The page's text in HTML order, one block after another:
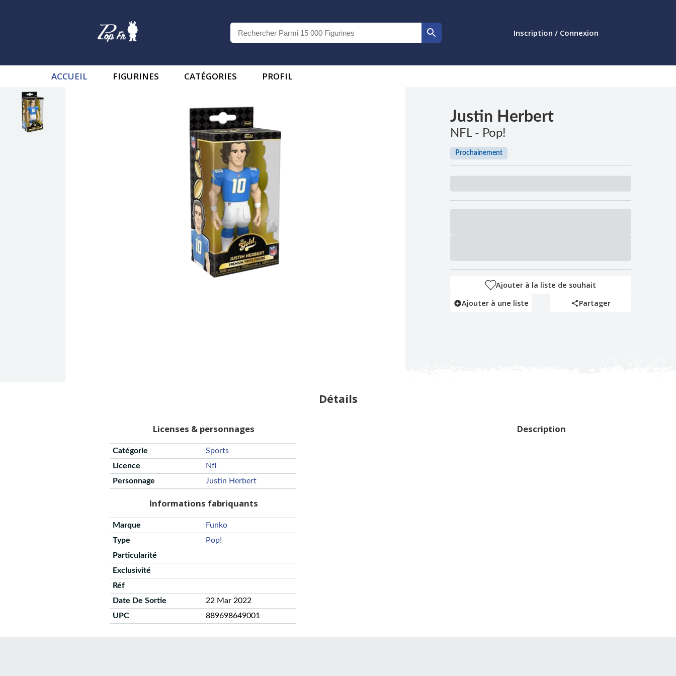
Inscription / Connexion
ACCUEIL FIGURINES CATÉGORIES PROFIL
Justin Herbert
NFL - Pop!
Prochainement
Ajouter à la liste de souhait
Ajouter à une liste
Partager
Détails
Licenses & personnages
Catégorie
Sports
Licence
Nfl
Personnage
Justin Herbert
Informations fabriquants
Marque
Funko
Type
Pop!
Particularité
Exclusivité
Réf
Date De Sortie
22 Mar 2022
UPC
889698649001
Description